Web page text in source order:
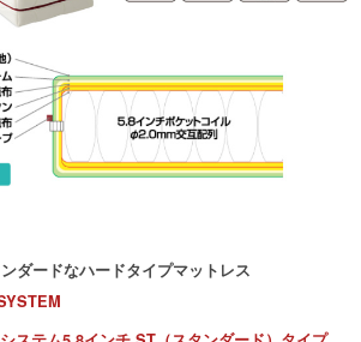
ダードなハードタイプマットレス